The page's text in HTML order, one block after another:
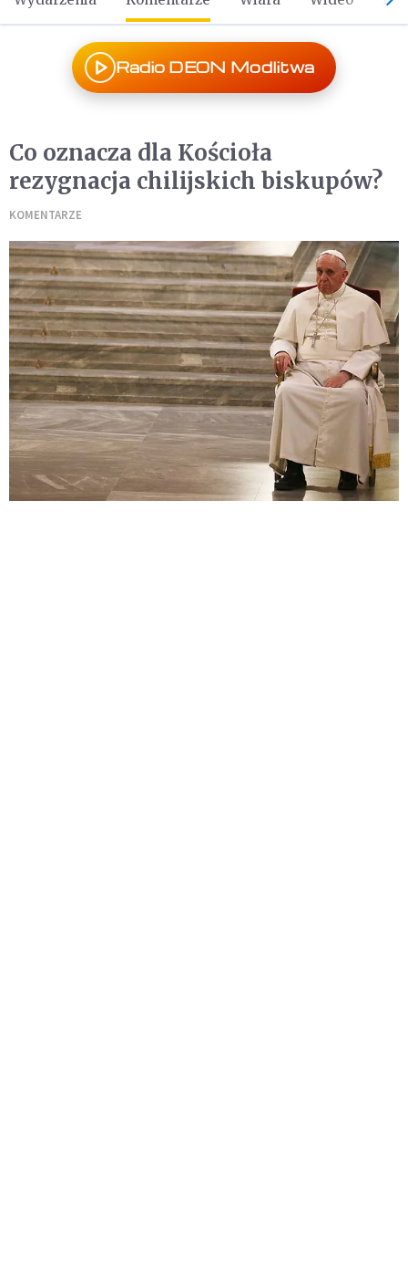
Radio DEON Modlitwa
Co oznacza dla Kościoła
rezygnacja chilijskich biskupów?
KOMENTARZE